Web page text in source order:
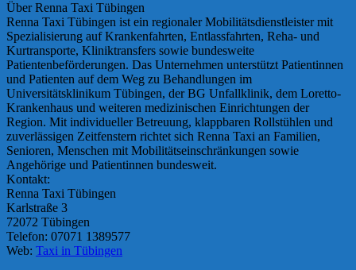
Über Renna Taxi Tübingen
Renna Taxi Tübingen ist ein regionaler Mobilitätsdienstleister mit
Spezialisierung auf Krankenfahrten, Entlassfahrten, Reha- und
Kurtransporte, Kliniktransfers sowie bundesweite
Patientenbeförderungen. Das Unternehmen unterstützt Patientinnen
und Patienten auf dem Weg zu Behandlungen im
Universitätsklinikum Tübingen, der BG Unfallklinik, dem Loretto-
Krankenhaus und weiteren medizinischen Einrichtungen der
Region. Mit individueller Betreuung, klappbaren Rollstühlen und
zuverlässigen Zeitfenstern richtet sich Renna Taxi an Familien,
Senioren, Menschen mit Mobilitätseinschränkungen sowie
Angehörige und Patientinnen bundesweit.
Kontakt:
Renna Taxi Tübingen
Karlstraße 3
72072 Tübingen
Telefon: 07071 1389577
Web: Taxi in Tübingen